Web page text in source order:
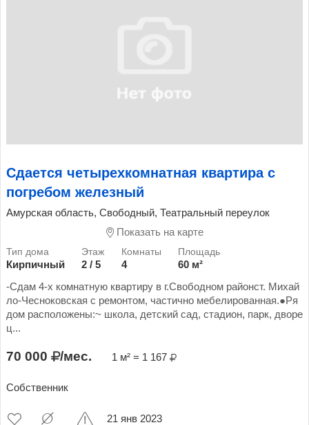
Сдается четырехкомнатная квартира с
погребом железный
Амурская область, Свободный, Театральный переулок
Показать на карте
Кирпичный 2 / 5 4
60 м²
-Сдам 4-х комнатную квартиру в г.Свободном районст. Михай
ло-Чесноковская с ремонтом, частично мебелированная.●Ря
дом расположены:~ школа, детский сад, стадион, парк, дворе
ц...
70 000 /мес. 1 м² = 1 167
Собственник
21 янв 2023